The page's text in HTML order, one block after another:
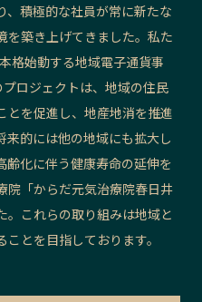
、積極的な社員が常に新たな
を築き上げてきました。私た
格始動する地域電子通貨事
ロジェクトは、地域の住民
とを促進し、地産地消を推進
的には他の地域にも拡大し
齢化に伴う健康寿命の延伸を
院「からだ元気治療院春日井
。これらの取り組みは地域と
とを目指しております。